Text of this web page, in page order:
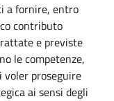
a fornire, entro
contributo
e previste
le competenze,
proseguire
ai sensi degli